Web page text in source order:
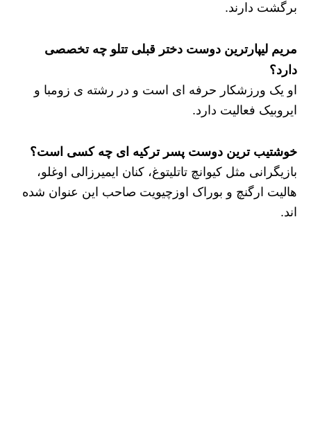
برگشت دارند.
مریم لیپارترین دوست دختر قبلی تتلو چه تخصصی
دارد؟
او یک ورزشکار حرفه ای است و در رشته ی زومبا و
ایروبیک فعالیت دارد.
خوشتیب ترین دوست پسر ترکیه ای چه کسی است؟
بازیگرانی مثل کیوانچ تاتلیتوغ، کنان ایمیرزالی اوغلو،
هالیت ارگنچ و بوراک اوزچیویت صاحب این عنوان شده
اند.